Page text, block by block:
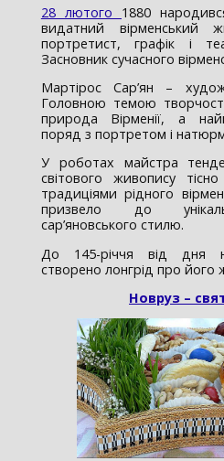
28 лютого 1880
видатний вірменський
портретист, графік і
Засновник сучасного
Мартірос Сар’ян –
Головною темою
природа Вірменії, а
поряд з портретом і
У роботах майстра
світового живопису
традиціями рідного
призвело до
сар’яновського стилю.
До 145-річчя від дня
створено лонгрід про його
Новруз –